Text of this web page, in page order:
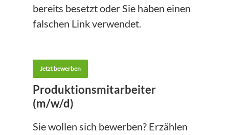
bereits besetzt oder Sie haben einen
falschen Link verwendet.
Jetzt bewerben
Produktionsmitarbeiter
(m/w/d)
Sie wollen sich bewerben? Erzählen